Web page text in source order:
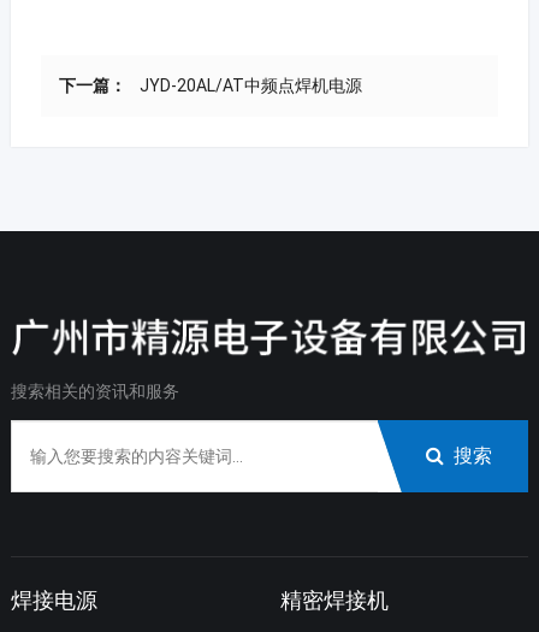
下一篇： JYD-20AL/AT中频点焊机电源
搜索相关的资讯和服务
搜索
焊接电源 精密焊接机